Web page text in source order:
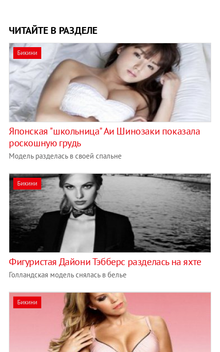
ЧИТАЙТЕ В РАЗДЕЛЕ
Бикини
Японская "школьница" Аи Шинозаки показала
роскошную грудь
Модель разделась в своей спальне
Бикини
Фигуристая Дайони Тэбберс разделась на яхте
Голландская модель снялась в белье
Бикини